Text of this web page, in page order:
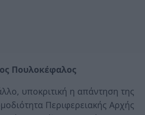
Πουλοκέφαλος
υποκριτική η απάντηση της
Περιφερειακής Αρχής